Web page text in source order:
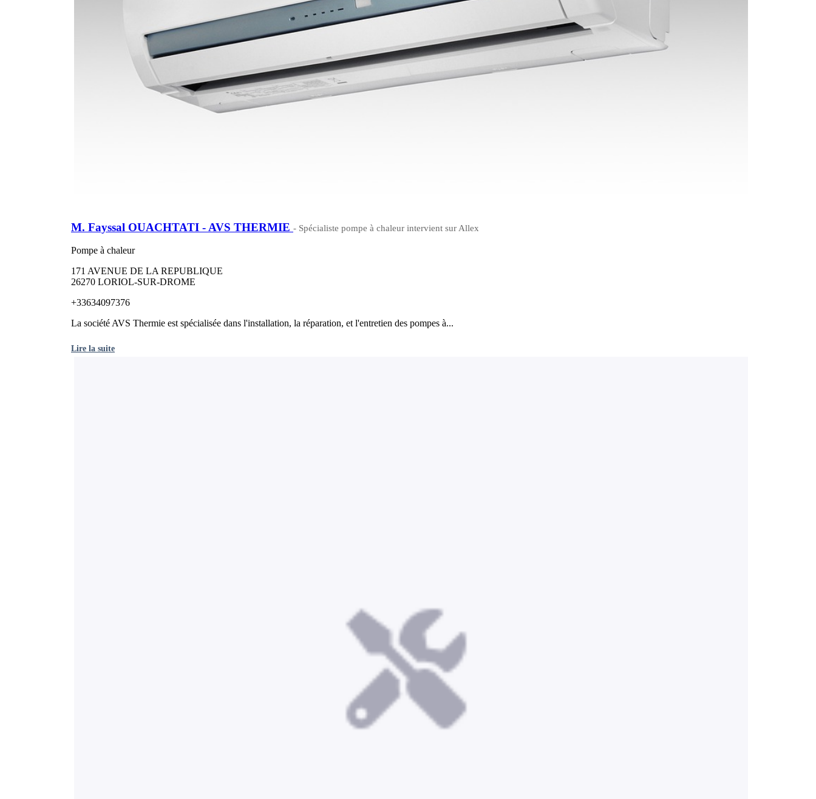
M. Fayssal OUACHTATI - AVS THERMIE - Spécialiste pompe à chaleur intervient sur Allex
Pompe à chaleur
171 AVENUE DE LA REPUBLIQUE
26270 LORIOL-SUR-DROME
+33634097376
La société AVS Thermie est spécialisée dans l'installation, la réparation, et l'entretien des pompes à...
Lire la suite